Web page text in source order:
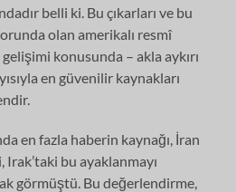
belli ki. Bu çıkarları ve bu
olan amerikalı resmî
konusunda – akla aykırı
en güvenilir kaynakları
en fazla haberin kaynağı, İran
bu ayaklanmayı
görmüştü. Bu değerlendirme,